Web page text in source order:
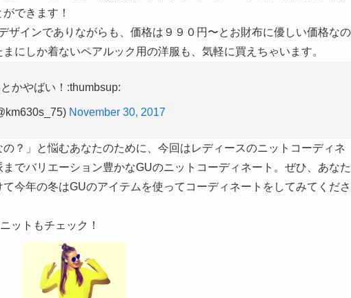
できます！
ザインでありながらも、価格は９９０円〜とお財布に優しい価格なの
にしか着ないペアルック用の洋服も、気軽に買えちゃいます。
かやばい！:thumbsup:
November 30, 2017
？」と悩むあなたのために、今回はレディースのニットコーディネ
でバリエーション豊かなGUのニットコーディネート。ぜひ、あなた
今年の冬はGUのアイテムを使ってコーディネートをしてみてくださ
ットもチェック！